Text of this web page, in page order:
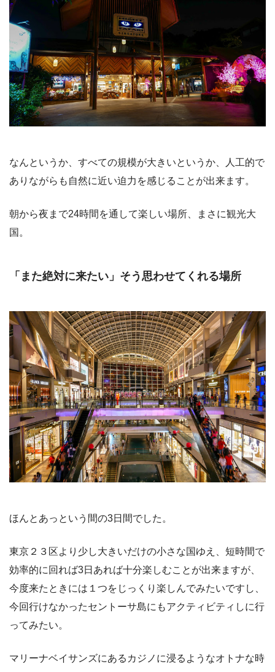
なんというか、すべての規模が大きいというか、人工的で
ありながらも自然に近い迫力を感じることが出来ます。
朝から夜まで24時間を通して楽しい場所、まさに観光大
国。
「また絶対に来たい」そう思わせてくれる場所
ほんとあっという間の3日間でした。
東京２３区より少し大きいだけの小さな国ゆえ、短時間で
効率的に回れば3日あれば十分楽しむことが出来ますが、
今度来たときには１つをじっくり楽しんでみたいですし、
今回行けなかったセントーサ島にもアクティビティしに行
ってみたい。
マリーナベイサンズにあるカジノに浸るようなオトナな時